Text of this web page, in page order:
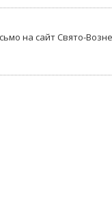
на сайт Свято-